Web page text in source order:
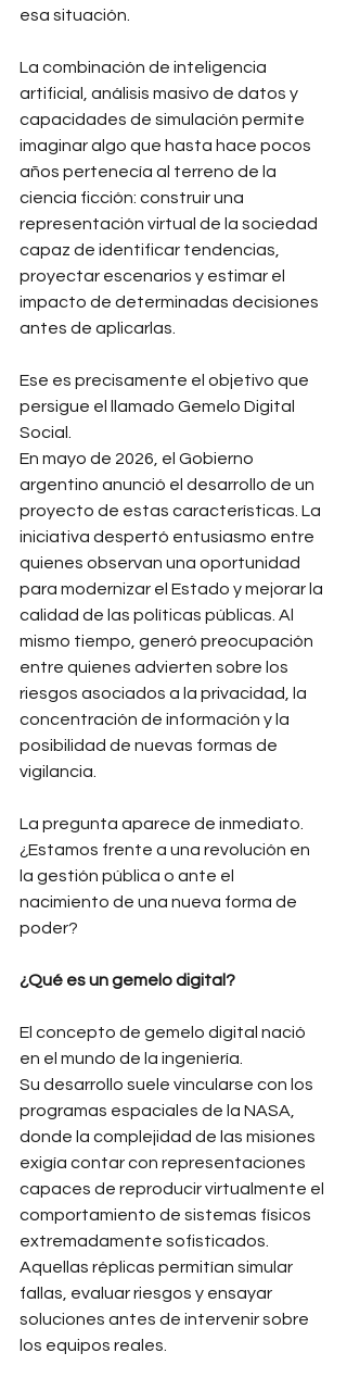
esa situación.
La combinación de inteligencia
artificial, análisis masivo de datos y
capacidades de simulación permite
imaginar algo que hasta hace pocos
años pertenecía al terreno de la
ciencia ficción: construir una
representación virtual de la sociedad
capaz de identificar tendencias,
proyectar escenarios y estimar el
impacto de determinadas decisiones
antes de aplicarlas.
Ese es precisamente el objetivo que
persigue el llamado Gemelo Digital
Social.
En mayo de 2026, el Gobierno
argentino anunció el desarrollo de un
proyecto de estas características. La
iniciativa despertó entusiasmo entre
quienes observan una oportunidad
para modernizar el Estado y mejorar la
calidad de las políticas públicas. Al
mismo tiempo, generó preocupación
entre quienes advierten sobre los
riesgos asociados a la privacidad, la
concentración de información y la
posibilidad de nuevas formas de
vigilancia.
La pregunta aparece de inmediato.
¿Estamos frente a una revolución en
la gestión pública o ante el
nacimiento de una nueva forma de
poder?
¿Qué es un gemelo digital?
El concepto de gemelo digital nació
en el mundo de la ingeniería.
Su desarrollo suele vincularse con los
programas espaciales de la NASA,
donde la complejidad de las misiones
exigía contar con representaciones
capaces de reproducir virtualmente el
comportamiento de sistemas físicos
extremadamente sofisticados.
Aquellas réplicas permitían simular
fallas, evaluar riesgos y ensayar
soluciones antes de intervenir sobre
los equipos reales.